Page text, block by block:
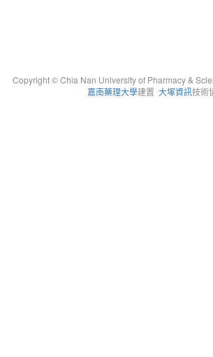
Copyright © Chia Nan University of Pharmacy &
嘉南藥理大學建置 大塚資訊技術